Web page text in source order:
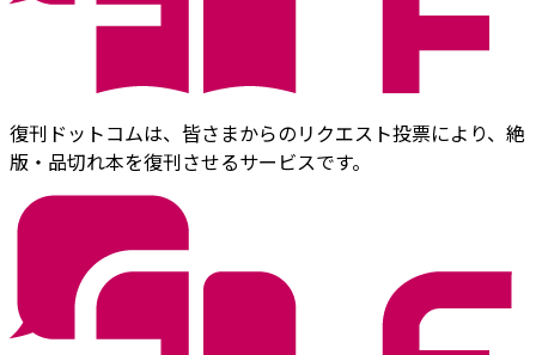
復刊ドットコムは、皆さまからのリクエスト投票により、絶
版・品切れ本を復刊させるサービスです。